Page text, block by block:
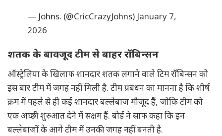
— Johns. (@CricCrazyJohns) January 7,
2026
शतक के बावजूद टीम से बाहर रॉबिन्सन
ऑस्ट्रेलिया के खिलाफ शानदार शतक लगाने वाले टिम रॉबिन्सन को
इस बार टीम में जगह नहीं मिली है. टीम प्रबंधन का मानना है कि शीर्ष
क्रम में पहले से ही कई शानदार बल्लेबाज मौजूद हैं, जोकि टीम को
एक अच्छी शुरुआत देने में सक्षम हैं. बोर्ड ने साफ कहा कि इन
बल्लेबाजों के आगे टीम में उनकी जगह नहीं बनती है.